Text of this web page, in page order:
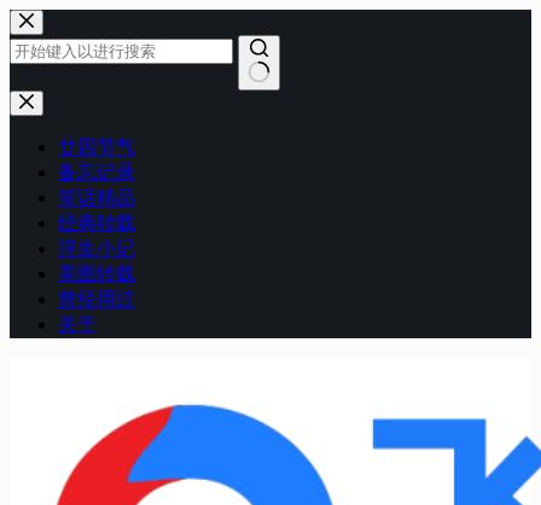
跳
至
内
容
无
廿四节气
备忘记录
笑话精品
经典转载
浮生小记
美图转载
曾经用过
关于